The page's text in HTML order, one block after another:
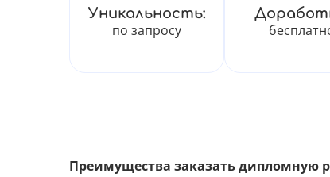
Уникальность:
по запросу
Преимущества заказать дипломную